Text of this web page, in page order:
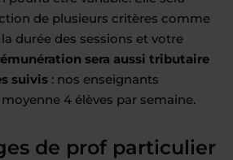
de plusieurs critères comme
la durée des sessions et votre
sera aussi tributaire
suivis : nos enseignants
4 élèves par semaine.
de prof particulier